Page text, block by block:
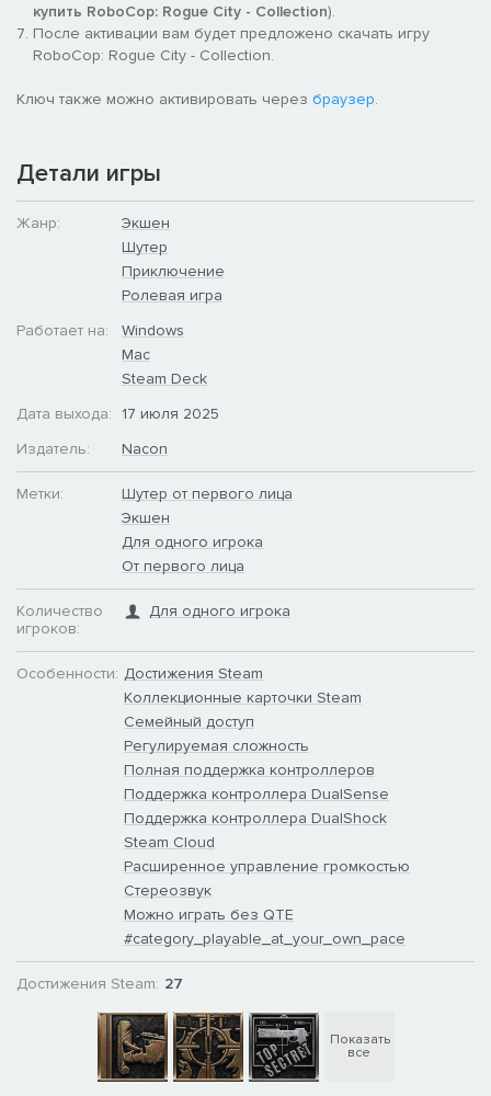
Оригинальный сюжет во вселенной РобоКопа
Волна преступности накрыла Детройт, и новый враг угрожает
в сердце коварного плана, события которого
разворачиваются между второй и третьей частями РобоКопа.
Посетите культовые места и встретьтесь со знакомыми
на службу, чтобы озвучить знаменитого полицейского-
полуробота.
Приготовьтесь…
ЗАЩИЩАТЬ НЕВИНОВНЫХ И
ПОДДЕРЖИВАТЬ ЗАКОН
купить RoboCop: Rogue City - Collection).
После активации вам будет предложено скачать игру
RoboCop: Rogue City - Collection.
Ключ также можно активировать через браузер.
Детали игры
Жанр:
Экшен
Шутер
Приключение
Ролевая игра
Работает на:
Windows
Mac
Steam Deck
Дата выхода:
17 июля 2025
Издатель:
Nacon
Метки:
Шутер от первого лица
Экшен
Для одного игрока
От первого лица
Количество
игроков:
Для одного игрока
Особенности: Достижения Steam
Коллекционные карточки Steam
Семейный доступ
Регулируемая сложность
Полная поддержка контроллеров
Поддержка контроллера DualSense
Поддержка контроллера DualShock
Steam Cloud
Расширенное управление громкостью
Стереозвук
Можно играть без QTE
#category_playable_at_your_own_pace
Достижения Steam: 27
Показать
все